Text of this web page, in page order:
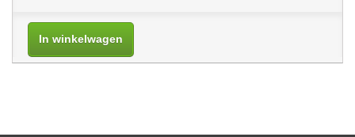
In winkelwagen